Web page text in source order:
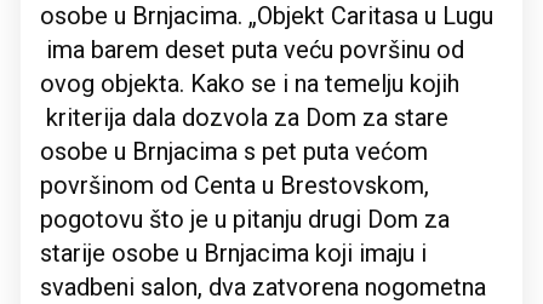
osobe u Brnjacima. „Objekt Caritasa u Lugu
ima barem deset puta veću površinu od
ovog objekta. Kako se i na temelju kojih
kriterija dala dozvola za Dom za stare
osobe u Brnjacima s pet puta većom
površinom od Centa u Brestovskom,
pogotovu što je u pitanju drugi Dom za
starije osobe u Brnjacima koji imaju i
svadbeni salon, dva zatvorena nogometna